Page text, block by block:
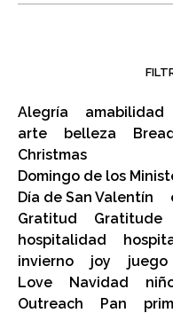
Alegría amabilidad
arte
belleza
Christmas
Domingo de los
Día de San Valentín
Gratitud
Gratitude
hospitalidad
invierno
joy juego
Love
Navidad
Outreach
Pan